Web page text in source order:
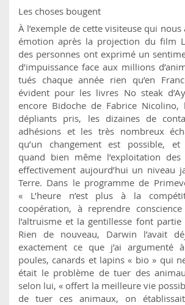
Les choses bougent
À l’exemple de cette visiteuse qui
émotion après la projection du film
des personnes ont exprimé un
d’impuissance face aux millions
tués chaque année rien qu’en
évident pour les livres No steak
encore Bidoche de Fabrice Nicolino,
dépliants pris, les dizaines de
adhésions et les très nombreux
qu’un changement est possible,
quand bien même l’exploitation
effectivement aujourd’hui un niveau
Terre. Dans le programme de
« L’heure n’est plus à la
coopération, à reprendre conscience
l’altruisme et la gentillesse font
Rien de nouveau, Darwin l’avait
exactement ce que j’ai argumenté
poules, canards et lapins « bio » qui
était le problème de tuer des
selon lui, « offert la meilleure vie
de tuer ces animaux, on